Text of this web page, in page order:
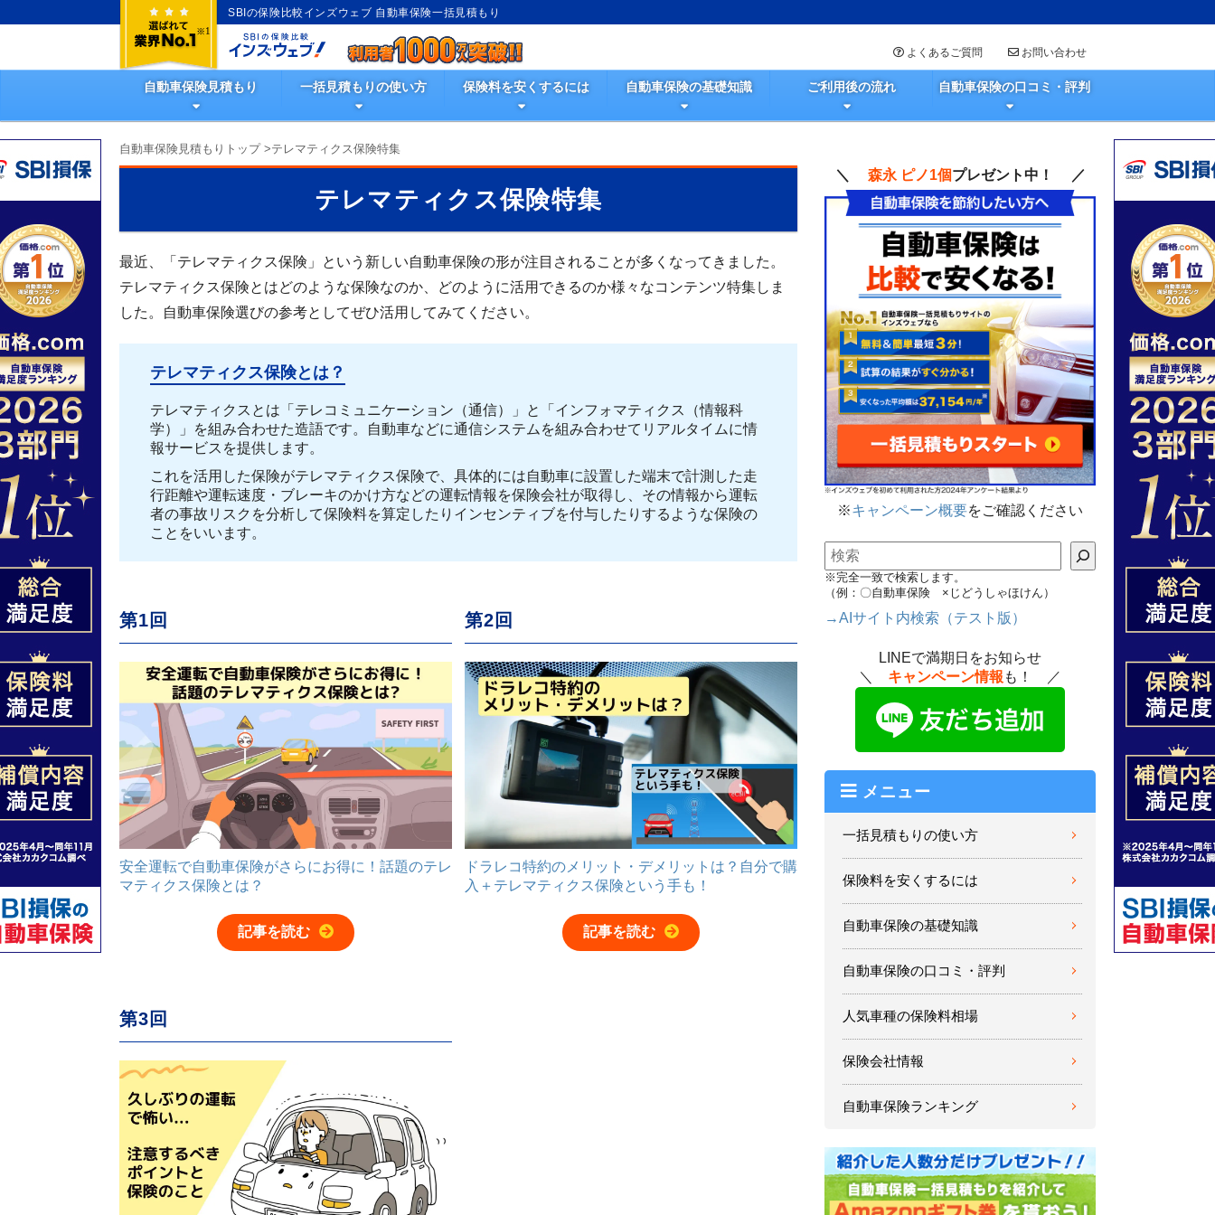
SBIの保険比較インズウェブ 自動車保険一括見積もり
よくあるご質問 お問い合わせ
自動車保険見積もり 一括見積もりの使い方 保険料を安くするには 自動車保険の基礎知識 ご利用後の流れ 自動車保険の口コミ・評判
自動車保険見積もりトップ>テレマティクス保険特集
テレマティクス保険特集
最近、「テレマティクス保険」という新しい自動車保険の形が注目されることが多くなってきました。
テレマティクス保険とはどのような保険なのか、どのように活用できるのか様々なコンテンツ特集しま
した。自動車保険選びの参考としてぜひ活用してみてください。
テレマティクス保険とは？
テレマティクスとは「テレコミュニケーション（通信）」と「インフォマティクス（情報科
学）」を組み合わせた造語です。自動車などに通信システムを組み合わせてリアルタイムに情
報サービスを提供します。
これを活用した保険がテレマティクス保険で、具体的には自動車に設置した端末で計測した走
行距離や運転速度・ブレーキのかけ方などの運転情報を保険会社が取得し、その情報から運転
者の事故リスクを分析して保険料を算定したりインセンティブを付与したりするような保険の
ことをいいます。
第1回
安全運転で自動車保険がさらにお得に！話題のテレ
マティクス保険とは？
記事を読む
第2回
ドラレコ特約のメリット・デメリットは？自分で購
入＋テレマティクス保険という手も！
記事を読む
第3回
＼ 森永 ピノ1個プレゼント中！ ／
※キャンペーン概要をご確認ください
検索
※完全一致で検索します。
（例：〇自動車保険 ×じどうしゃほけん）
→AIサイト内検索（テスト版）
LINEで満期日をお知らせ
＼ キャンペーン情報 も！ ／
メニュー
一括見積もりの使い方
保険料を安くするには
自動車保険の基礎知識
自動車保険の口コミ・評判
人気車種の保険料相場
保険会社情報
自動車保険ランキング